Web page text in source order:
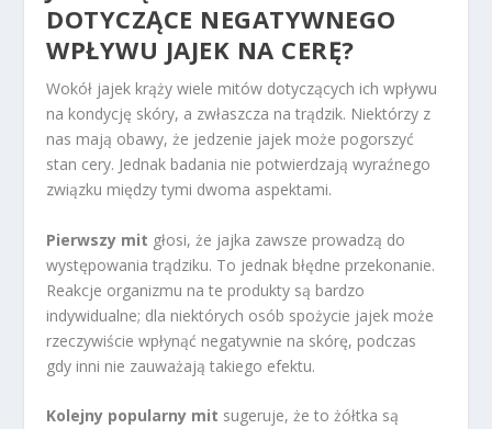
DOTYCZĄCE NEGATYWNEGO
WPŁYWU JAJEK NA CERĘ?
Wokół jajek krąży wiele mitów dotyczących ich wpływu
na kondycję skóry, a zwłaszcza na trądzik. Niektórzy z
nas mają obawy, że jedzenie jajek może pogorszyć
stan cery. Jednak badania nie potwierdzają wyraźnego
związku między tymi dwoma aspektami.
Pierwszy mit głosi, że jajka zawsze prowadzą do
występowania trądziku. To jednak błędne przekonanie.
Reakcje organizmu na te produkty są bardzo
indywidualne; dla niektórych osób spożycie jajek może
rzeczywiście wpłynąć negatywnie na skórę, podczas
gdy inni nie zauważają takiego efektu.
Kolejny popularny mit sugeruje, że to żółtka są